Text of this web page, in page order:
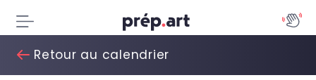
Retour au calendrier